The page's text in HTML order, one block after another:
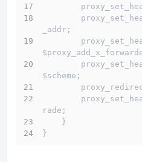
_addr;
$scheme;
rade;
    }
}